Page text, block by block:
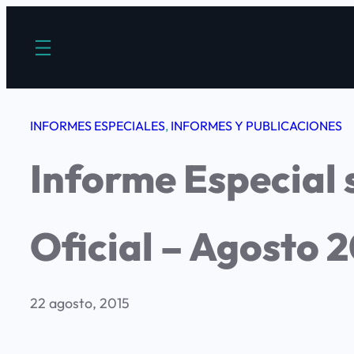
INFORMES ESPECIALES, INFORMES Y PUBLICACIONES
Informe Especial
Oficial – Agosto
22 agosto, 2015